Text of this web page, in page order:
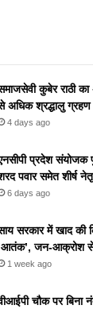
कुबेर राठी
अधिक श्रद्धालु ग्रहण
4 days ago
प्रदेश संयोजक
पवार समेत शीर्ष
6 days ago
सरकार में खाद की
जन-आक्रोश से
1 week ago
चौक पर बिना